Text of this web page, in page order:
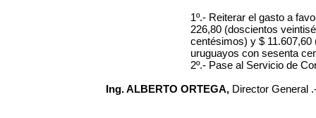
1º.- Reiterar el gasto a
226,80 (doscientos
centésimos) y $
uruguayos con sesenta
2º.- Pase al Servicio de
Ing. ALBERTO ORTEGA, Director General